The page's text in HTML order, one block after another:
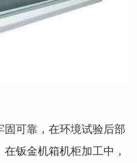
可靠，在环境试验后部
钣金机箱机柜加工中，